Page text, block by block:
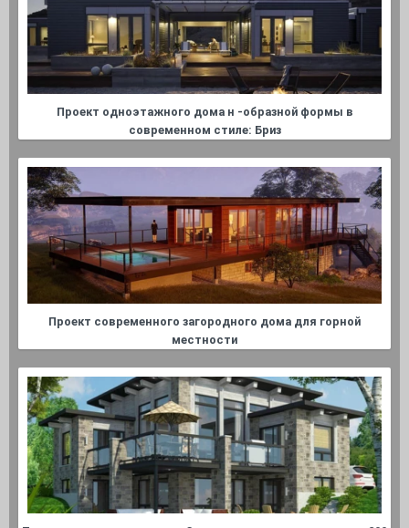
Проект одноэтажного дома н -образной формы в
современном стиле: Бриз
Проект современного загородного дома для горной
местности